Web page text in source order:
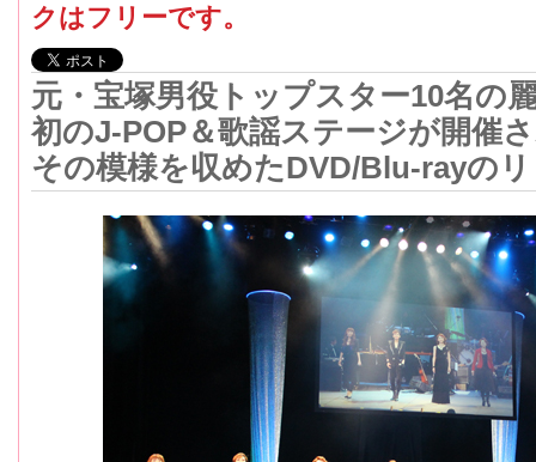
クはフリーです。
元・宝塚男役トップスター10名の
初のJ-POP＆歌謡ステージが開催
その模様を収めたDVD/Blu-rayの